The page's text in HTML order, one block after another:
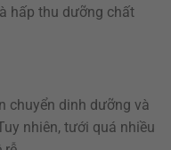
hấp thu dưỡng chất
chuyển dinh dưỡng và
nhiên, tưới quá nhiều